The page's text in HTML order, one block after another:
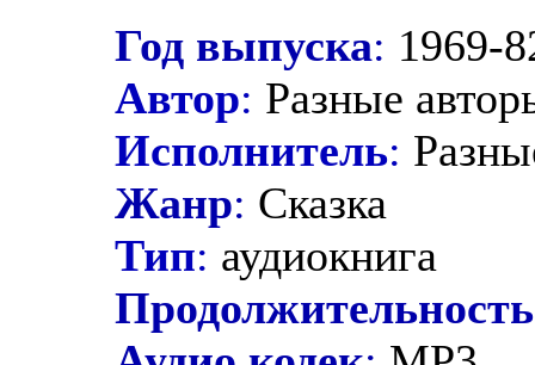
Год выпуска: 1969-
Автор: Разные
Исполнитель:
Жанр: Сказка
Тип: аудиокнига
Продолжительность